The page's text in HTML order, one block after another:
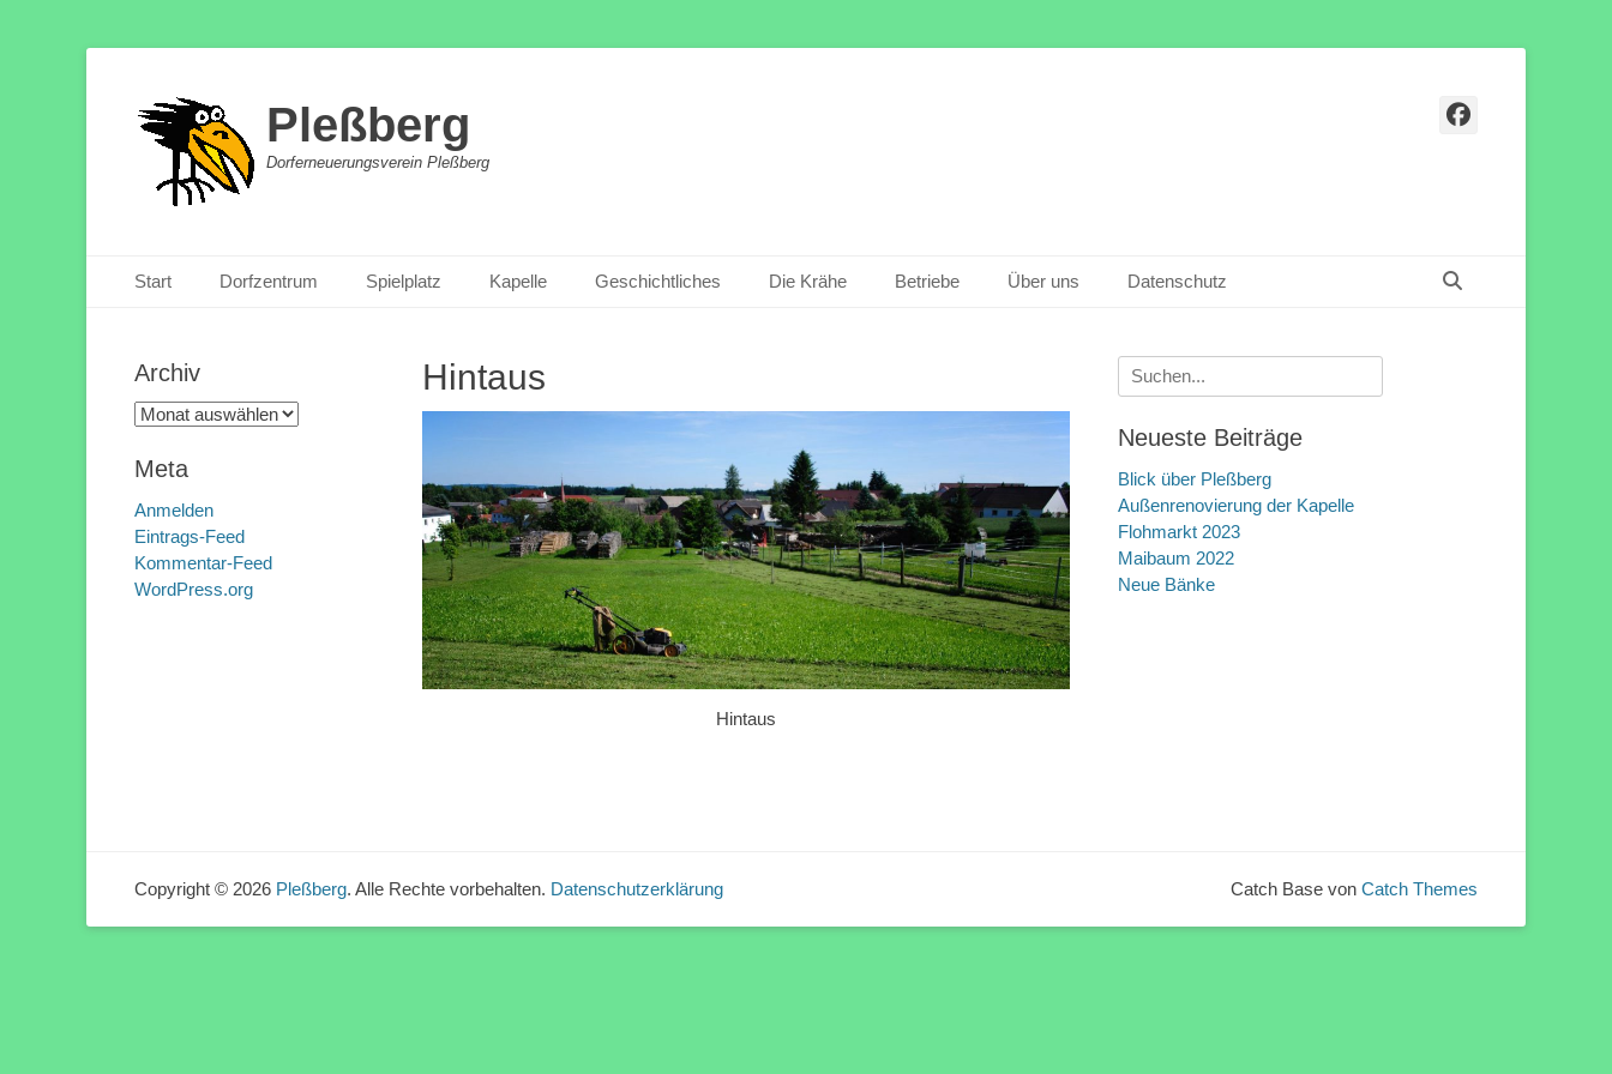
Pleßberg
Dorferneuerungsverein Pleßberg
Facebook
Primäres Menü
Inhalt
Start Dorfzentrum Spielplatz Kapelle Geschichtliches Die Krähe Betriebe Über uns Datenschutz
Hintaus
Hintaus
Suchen
nach:
Neueste Beiträge
Blick über Pleßberg
Außenrenovierung der Kapelle
Flohmarkt 2023
Maibaum 2022
Neue Bänke
Archiv
Archiv
Meta
Anmelden
Eintrags-Feed
Kommentar-Feed
WordPress.org
Copyright © 2026 Pleßberg. Alle Rechte vorbehalten. Datenschutzerklärung Catch Base von Catch Themes